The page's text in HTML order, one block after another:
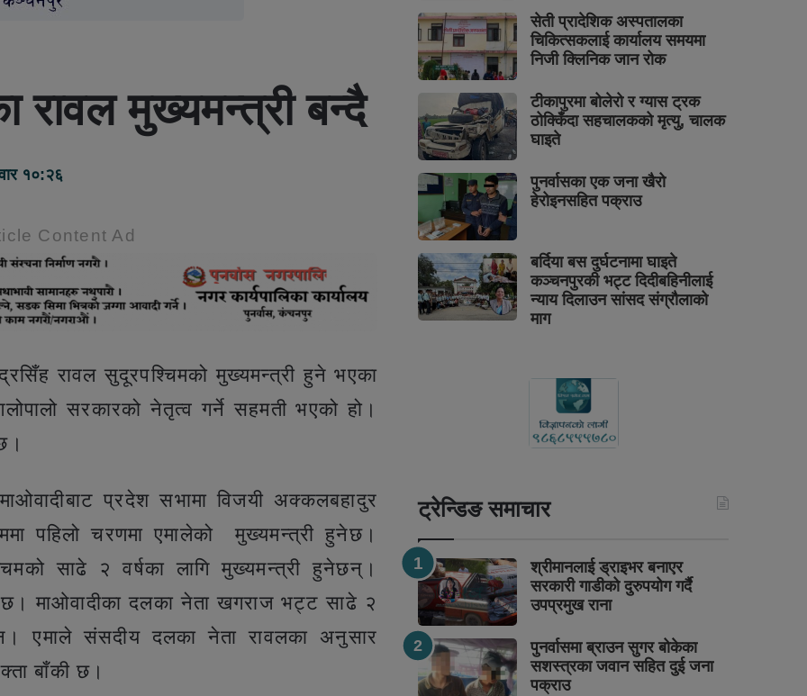
रावल मुख्यमन्त्री बन्दै
१०:२६
Content Ad
रावल सुदूरपश्चिमको मुख्यमन्त्री हुने भएका
सरकारको नेतृत्व गर्ने सहमती भएको हो।
प्रदेश सभामा विजयी अक्कलबहादुर
पहिलो चरणमा एमालेको मुख्यमन्त्री हुनेछ।
साढे २ वर्षका लागि मुख्यमन्त्री हुनेछन्।
माओवादीका दलका नेता खगराज भट्ट साढे २
एमाले संसदीय दलका नेता रावलका अनुसार
बाँकी छ।
सेती प्रादेशिक अस्पतालका
चिकित्सकलाई कार्यालय समयमा
निजी क्लिनिक जान रोक
टीकापुरमा बोलेरो र ग्यास ट्रक
ठोक्किँदा सहचालकको मृत्यु, चालक
घाइते
पुनर्वासका एक जना खैरो
हेरोइनसहित पक्राउ
बर्दिया बस दुर्घटनामा घाइते
कञ्चनपुरकी भट्ट दिदीबहिनीलाई
न्याय दिलाउन सांसद संग्रौलाको
माग
ट्रेन्डिङ समाचार
श्रीमानलाई ड्राइभर बनाएर
सरकारी गाडीको दुरुपयोग गर्दै
उपप्रमुख राना
पुनर्वासमा ब्राउन सुगर बोकेका
सशस्त्रका जवान सहित दुई जना
पक्राउ